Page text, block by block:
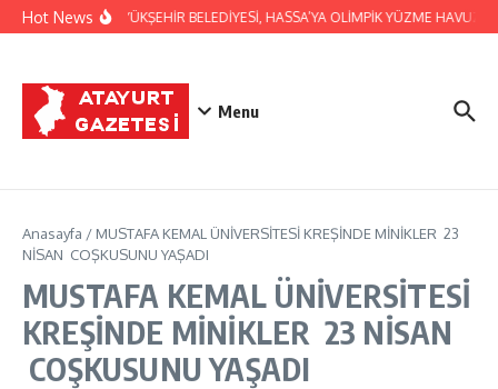
İçeriğe atla
Hot News
HATAY BÜYÜKŞEHİR BELEDİYESİ, HASSA’YA OLİMPİK YÜZME HAVUZU
Menu
Anasayfa / MUSTAFA KEMAL ÜNİVERSİTESİ KREŞİNDE MİNİKLER 23
NİSAN COŞKUSUNU YAŞADI
MUSTAFA KEMAL ÜNİVERSİTESİ
KREŞİNDE MİNİKLER 23 NİSAN
COŞKUSUNU YAŞADI